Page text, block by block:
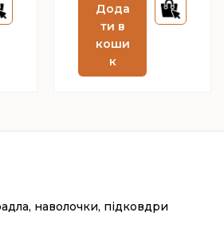
Дода
ти в
коши
к
наволочки, підковдри